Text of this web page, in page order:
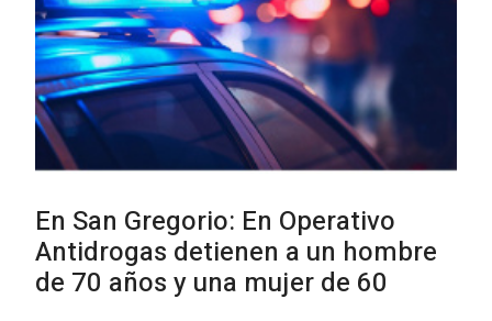
Facultad de Artes llega a
NOTICIAS